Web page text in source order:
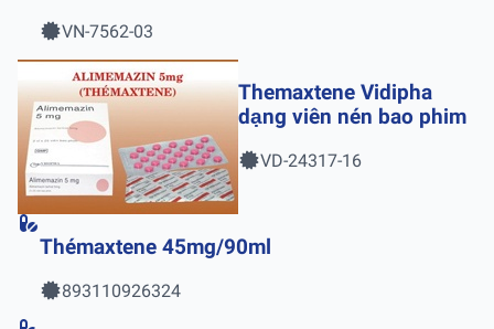
VN-7562-03
Themaxtene Vidipha
dạng viên nén bao phim
VD-24317-16
Thémaxtene 45mg/90ml
893110926324